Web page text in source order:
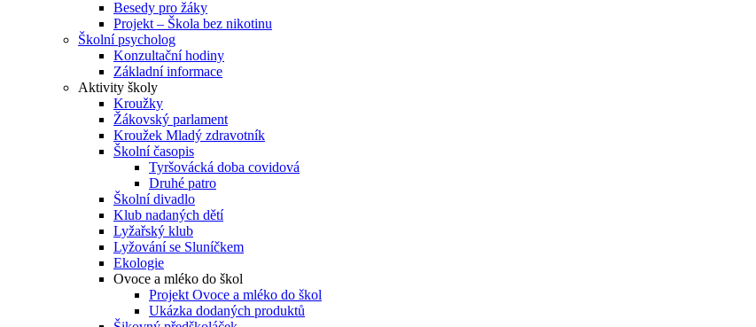
Besedy pro žáky
Projekt – Škola bez nikotinu
Školní psycholog
Konzultační hodiny
Základní informace
Aktivity školy
Kroužky
Žákovský parlament
Kroužek Mladý zdravotník
Školní časopis
Tyršovácká doba covidová
Druhé patro
Školní divadlo
Klub nadaných dětí
Lyžařský klub
Lyžování se Sluníčkem
Ekologie
Ovoce a mléko do škol
Projekt Ovoce a mléko do škol
Ukázka dodaných produktů